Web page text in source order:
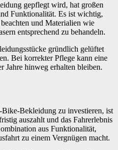
gepflegt wird, hat großen
Funktionalität. Es ist wichtig,
und Materialien wie
entsprechend zu behandeln.
gründlich gelüftet
Bei korrekter Pflege kann eine
Jahre hinweg erhalten bleiben.
Bekleidung zu investieren, ist
auszahlt und das Fahrerlebnis
aus Funktionalität,
zu einem Vergnügen macht.